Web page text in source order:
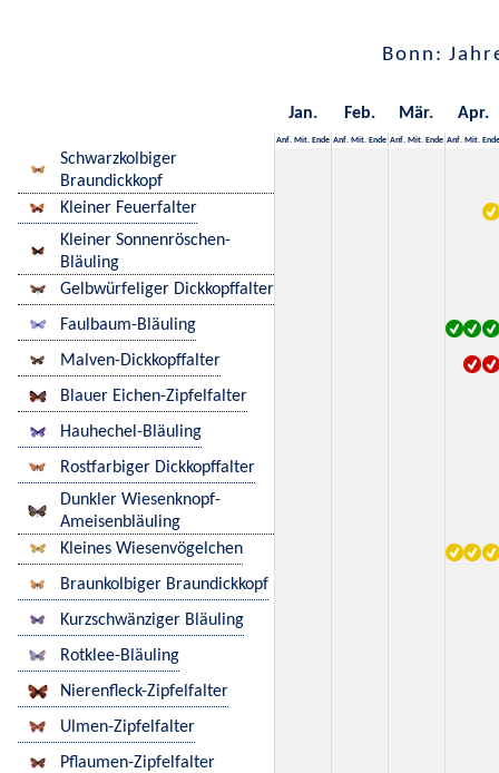
Bonn:
Jan. Feb. Mär. Apr.
Anf. Mit. Ende Anf. Mit. Ende Anf. Mit. Ende Anf. Mit. Ende
Schwarzkolbiger
Braundickkopf
Kleiner Feuerfalter
Kleiner Sonnenröschen-
Bläuling
Gelbwürfeliger Dickkopffalter
Faulbaum-Bläuling
Malven-Dickkopffalter
Blauer Eichen-Zipfelfalter
Hauhechel-Bläuling
Rostfarbiger Dickkopffalter
Dunkler Wiesenknopf-
Ameisenbläuling
Kleines Wiesenvögelchen
Braunkolbiger Braundickkopf
Kurzschwänziger Bläuling
Rotklee-Bläuling
Nierenfleck-Zipfelfalter
Ulmen-Zipfelfalter
Pflaumen-Zipfelfalter